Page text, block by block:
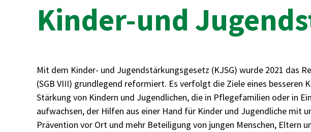
Kinder-und
Mit dem Kinder- und Jugendstärkungsgesetz (KJSG) wurde 2021 das
(SGB VIII) grundlegend reformiert. Es verfolgt die Ziele eines besseren
Stärkung von Kindern und Jugendlichen, die in Pflegefamilien oder in
aufwachsen, der Hilfen aus einer Hand für Kinder und Jugendliche mit
Prävention vor Ort und mehr Beteiligung von jungen Menschen, Eltern